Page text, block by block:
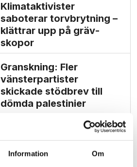
Information Om
Klimat­aktivister
saboterar torv­brytning –
klättrar upp på gräv­
skopor
Granskning: Fler
vänsterpartister
skickade stödbrev till
dömda palestinier